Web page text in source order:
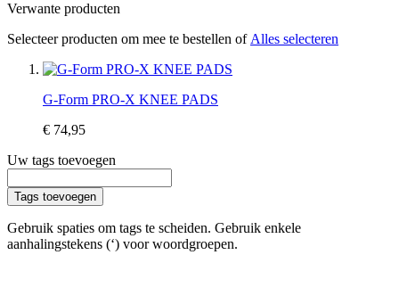
Verwante producten
Selecteer producten om mee te bestellen of Alles selecteren
G-Form PRO-X KNEE PADS
€ 74,95
Uw tags toevoegen
Tags toevoegen
Gebruik spaties om tags te scheiden. Gebruik enkele
aanhalingstekens (‘) voor woordgroepen.